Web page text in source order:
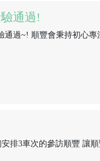
通過!
過~! 順豐會秉持初心
排3車次的參訪順豐 讓